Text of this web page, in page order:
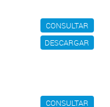
CONSULTAR
DESCARGAR
CONSULTAR